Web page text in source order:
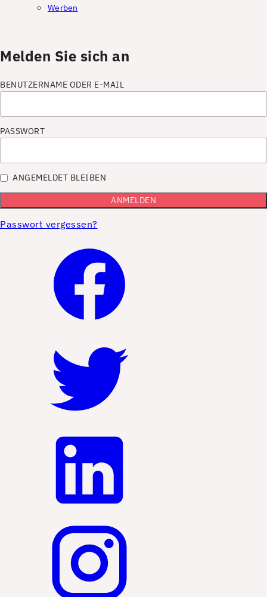
Werben
Melden Sie sich an
BENUTZERNAME ODER E-MAIL
PASSWORT
ANGEMELDET BLEIBEN
Passwort vergessen?